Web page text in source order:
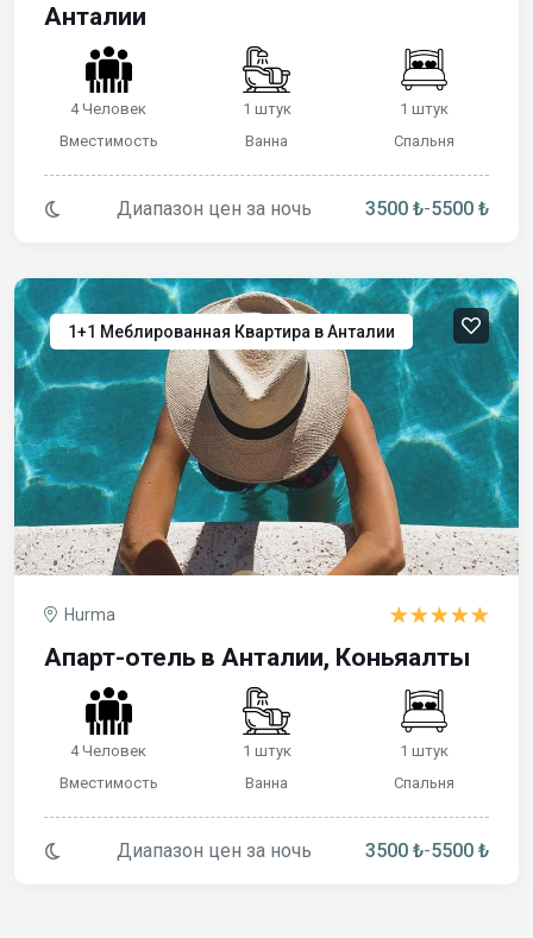
Анталии
4 Человек
Вместимость
1 штук
Ванна
1 штук
Спальня
Диапазон цен за ночь 3500 ₺-5500 ₺
1+1 Меблированная Квартира в Анталии
Hurma
Апарт-отель в Анталии, Коньяалты
4 Человек
Вместимость
1 штук
Ванна
1 штук
Спальня
Диапазон цен за ночь 3500 ₺-5500 ₺